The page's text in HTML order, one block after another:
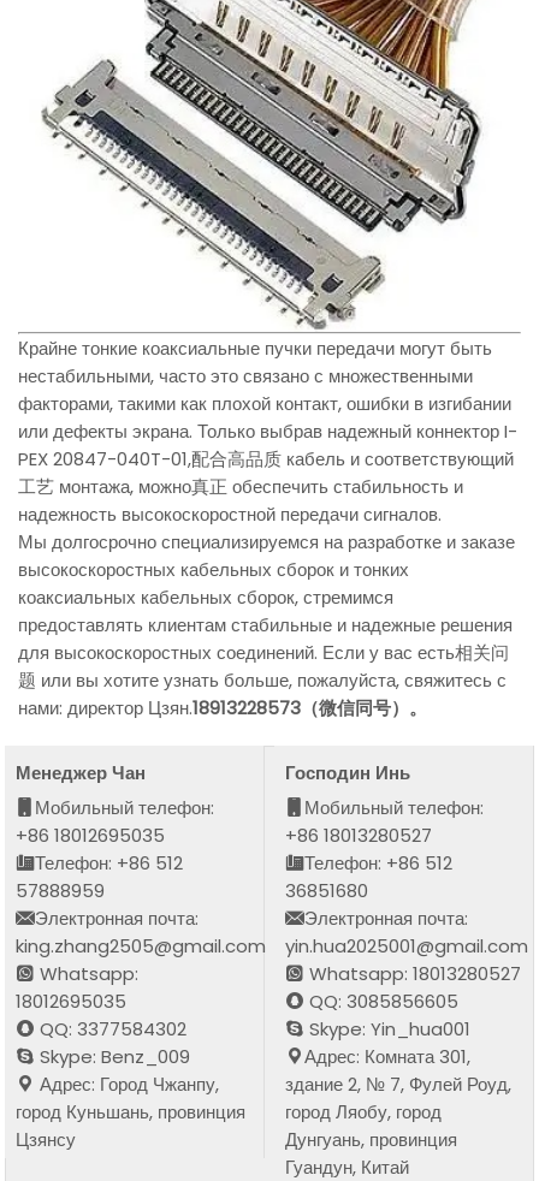
Крайне тонкие коаксиальные пучки передачи могут быть
нестабильными, часто это связано с множественными
факторами, такими как плохой контакт, ошибки в изгибании
или дефекты экрана. Только выбрав надежный коннектор I-
PEX 20847-040T-01,配合高品质 кабель и соответствующий
工艺 монтажа, можно真正 обеспечить стабильность и
надежность высокоскоростной передачи сигналов.
Мы долгосрочно специализируемся на разработке и заказе
высокоскоростных кабельных сборок и тонких
коаксиальных кабельных сборок, стремимся
предоставлять клиентам стабильные и надежные решения
для высокоскоростных соединений. Если у вас есть相关问
题 или вы хотите узнать больше, пожалуйста, свяжитесь с
нами: директор Цзян.18913228573（微信同号）。
Менеджер Чан
Мобильный телефон:
+86 18012695035
Телефон: +86 512
57888959
Электронная почта:
king.zhang2505@gmail.com
Whatsapp:
18012695035
QQ: 3377584302
Skype: Benz_009
Адрес: Город Чжанпу,
город Куньшань, провинция
Цзянсу
Господин Инь
Мобильный телефон:
+86 18013280527
Телефон: +86 512
36851680
Электронная почта:
yin.hua2025001@gmail.com
Whatsapp: 18013280527
QQ: 3085856605
Skype: Yin_hua001
Адрес: Комната 301,
здание 2, № 7, Фулей Роуд,
город Ляобу, город
Дунгуань, провинция
Гуандун, Китай